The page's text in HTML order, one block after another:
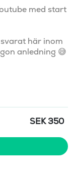
med start
här inom
anledning 😅
SEK 350